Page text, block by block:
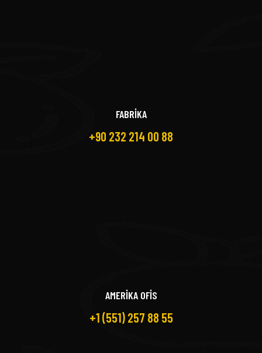
FABRİKA
+90 232 214 00 88
AMERİKA OFİS
+1 (551) 257 88 55